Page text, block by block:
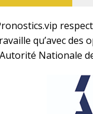
qu’avec des
Nationale